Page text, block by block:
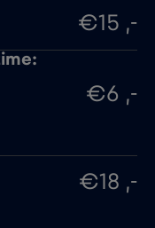
€15 ,-
€6 ,-
€18 ,-